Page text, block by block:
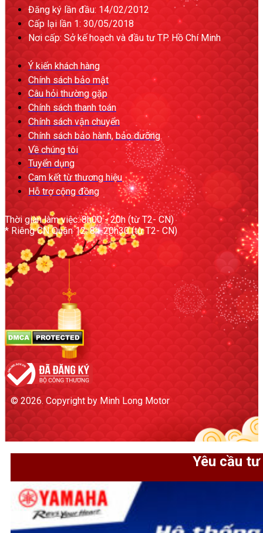
Đăng ký lần đầu: 14/02/2012
Cấp lại lần 1: 30/05/2018
Nơi cấp: Sở kế hoạch và đầu tư TP. Hồ Chí Minh
Ý kiến khách hàng
Chính sách bảo mật
Câu hỏi thường gặp
Chính sách thanh toán
Chính sách vận chuyển
Chính sách bảo hành, bảo dưỡng
Về chúng tôi
Tuyển dụng
Cam kết từ thương hiệu
Hỗ trợ cộng đồng
Thời gian làm việc: 8h00 - 20h (từ T2- CN)
* Riêng CN Quận 12: 8h-20h30 (từ T2- CN)
© 2026. Copyright by Minh Long Motor
Yêu cầu